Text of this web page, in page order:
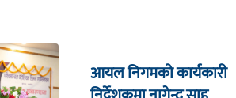
आयल निगमको कार्यकारी